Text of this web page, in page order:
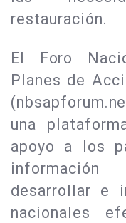
restauración.
El Foro
Planes de
una
apoyo a los
desarrollar e
nacionales